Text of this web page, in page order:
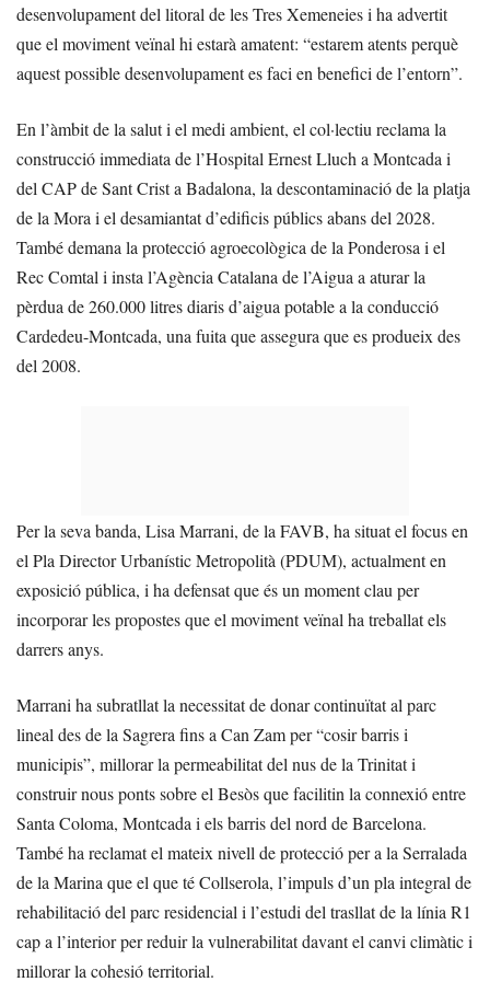
desenvolupament del litoral de les Tres Xemeneies i ha advertit
que el moviment veïnal hi estarà amatent: “estarem atents perquè
aquest possible desenvolupament es faci en benefici de l’entorn”.
En l’àmbit de la salut i el medi ambient, el col·lectiu reclama la
construcció immediata de l’Hospital Ernest Lluch a Montcada i
del CAP de Sant Crist a Badalona, la descontaminació de la platja
de la Mora i el desamiantat d’edificis públics abans del 2028.
També demana la protecció agroecològica de la Ponderosa i el
Rec Comtal i insta l’Agència Catalana de l’Aigua a aturar la
pèrdua de 260.000 litres diaris d’aigua potable a la conducció
Cardedeu-Montcada, una fuita que assegura que es produeix des
del 2008.
Per la seva banda, Lisa Marrani, de la FAVB, ha situat el focus en
el Pla Director Urbanístic Metropolità (PDUM), actualment en
exposició pública, i ha defensat que és un moment clau per
incorporar les propostes que el moviment veïnal ha treballat els
darrers anys.
Marrani ha subratllat la necessitat de donar continuïtat al parc
lineal des de la Sagrera fins a Can Zam per “cosir barris i
municipis”, millorar la permeabilitat del nus de la Trinitat i
construir nous ponts sobre el Besòs que facilitin la connexió entre
Santa Coloma, Montcada i els barris del nord de Barcelona.
També ha reclamat el mateix nivell de protecció per a la Serralada
de la Marina que el que té Collserola, l’impuls d’un pla integral de
rehabilitació del parc residencial i l’estudi del trasllat de la línia R1
cap a l’interior per reduir la vulnerabilitat davant el canvi climàtic i
millorar la cohesió territorial.